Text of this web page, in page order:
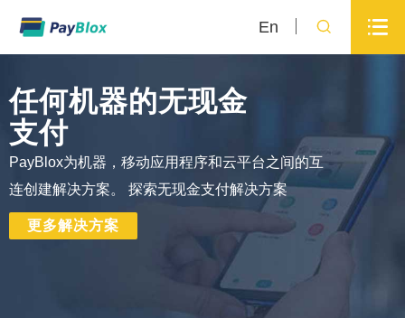
En  
任何机器的无现金
支付
PayBlox为机器，移动应用程序和云平台之间的互
连创建解决方案。 探索无现金支付解决方案
更多解决方案